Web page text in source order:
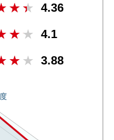
4.36
4.1
3.88